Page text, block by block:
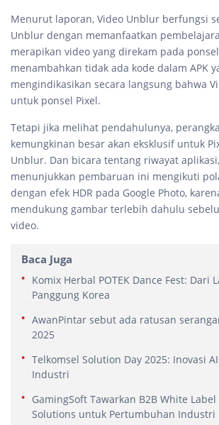
Menurut laporan, Video Unblur berfungsi
Unblur dengan memanfaatkan
merapikan video yang direkam pada
menambahkan tidak ada kode dalam APK
mengindikasikan secara langsung bahwa
untuk ponsel Pixel.
Tetapi jika melihat pendahulunya,
kemungkinan besar akan eksklusif untuk
Unblur. Dan bicara tentang riwayat
menunjukkan pembaruan ini mengikuti
dengan efek HDR pada Google Photo,
mendukung gambar terlebih dahulu
video.
Baca Juga
Komix Herbal POTEK Dance Fest: Dari
Panggung Korea
AwanPintar sebut ada ratusan
2025
Telkomsel Solution Day 2025: Inovasi
Industri
GamingSoft Tawarkan B2B White
Solutions untuk Pertumbuhan Industri